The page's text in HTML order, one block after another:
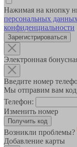
Нажимая на кнопку
персональных данных
конфиденциальности
Зарегистрироваться
Электронная
Введите номер
Мы отправим вам
Телефон:
Изменить номер
Возникли проблемы?
Добавление карты